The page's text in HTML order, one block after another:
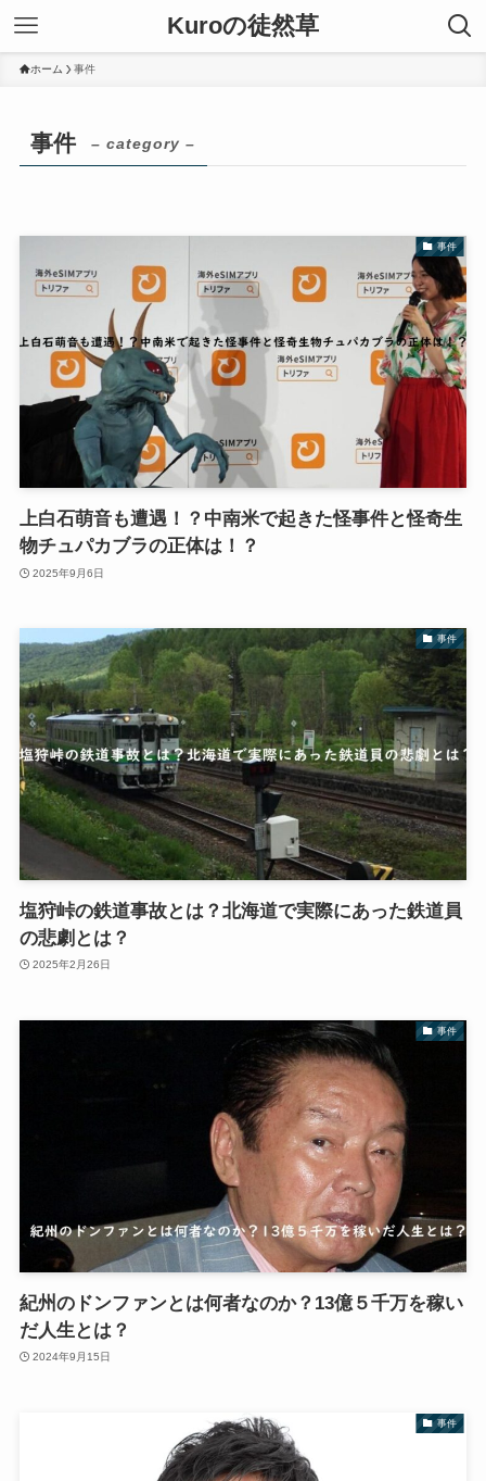
Kuroの徒然草
ホーム 事件
事件 – category –
事件
上白石萌音も遭遇！？中南米で起きた怪事件と怪奇生
物チュパカブラの正体は！？
2025年9月6日
事件
塩狩峠の鉄道事故とは？北海道で実際にあった鉄道員
の悲劇とは？
2025年2月26日
事件
紀州のドンファンとは何者なのか？13億５千万を稼い
だ人生とは？
2024年9月15日
事件